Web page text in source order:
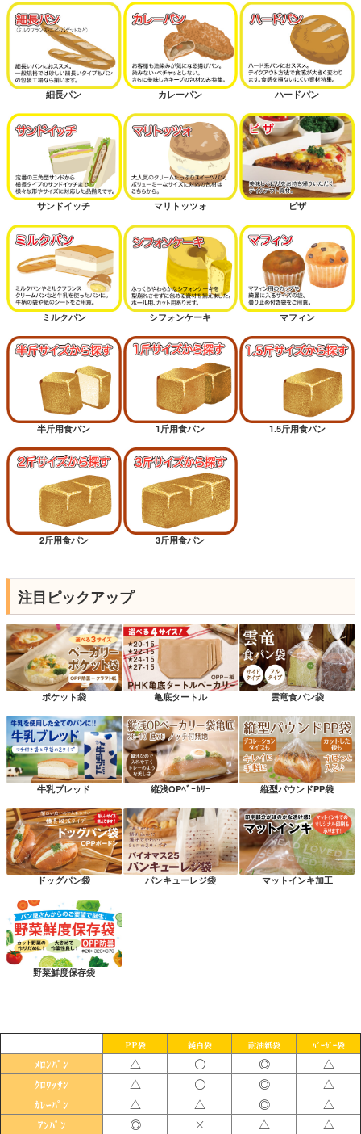
細長パン カレーパン ハードパン
サンドイッチ マリトッツォ ピザ
ミルクパン シフォンケーキ マフィン
半斤用食パン 1斤用食パン 1.5斤用食パン
2斤用食パン 3斤用食パン
注目ピックアップ
ポケット袋 亀底タートル 雲竜食パン袋
牛乳ブレッド 縦浅OPﾍﾞｰｶﾘｰ 縦型パウンドPP袋
ドッグパン袋 パンキューレジ袋 マットインキ加工
野菜鮮度保存袋
PP袋 純白袋 耐油紙袋 ﾊﾞｰｶﾞｰ袋
ﾒﾛﾝﾊﾟﾝ △ 〇 ◎ △
ｸﾛﾜｯｻﾝ △ 〇 ◎ △
ｶﾚｰﾊﾟﾝ △ △ ◎ △
ｱﾝﾊﾟﾝ ◎ × △ △